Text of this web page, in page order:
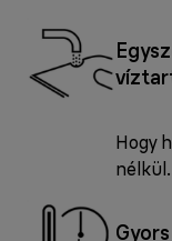
Hogy
nélkül.